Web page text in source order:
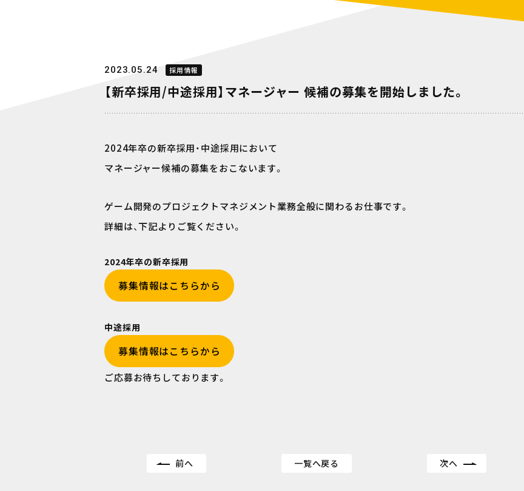
2023.05.24 採用情報
【新卒採用/中途採用】マネージャー 候補の募集を開始しました。
2024年卒の新卒採用・中途採用において
マネージャー候補の募集をおこないます。
ゲーム開発のプロジェクトマネジメント業務全般に関わるお仕事です。
詳細は、下記よりご覧ください。
2024年卒の新卒採用
募集情報はこちらから
中途採用
募集情報はこちらから
ご応募お待ちしております。
前へ 一覧へ戻る 次へ